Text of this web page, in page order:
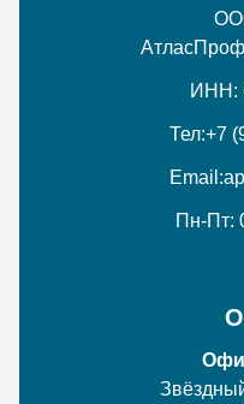
ИНН:
Тел:+7
Email:
Пн-Пт: